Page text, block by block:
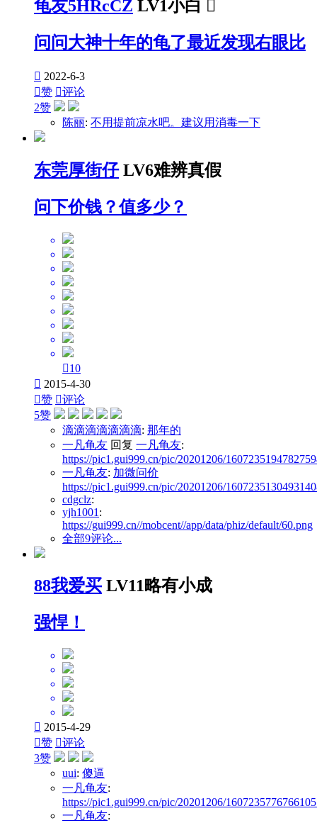
龟友5HRcCZ LV1小白 
问问大神十年的龟了最近发现右眼比
 2022-6-3
赞 评论
2赞
陈丽: 不用提前凉水吧。建议用消毒一下
东莞厚街仔 LV6难辨真假
问下价钱？值多少？
10
 2015-4-30
赞 评论
5赞
滴滴滴滴滴滴滴: 那年的
一凡龟友 回复 一凡龟友:
https://pic1.gui999.cn/pic/20201206/
一凡龟友: 加微问价
https://pic1.gui999.cn/pic/20201206/
cdgclz:
yjh1001 :
https://gui999.cn//mobcent//app/data/phiz/default/60.png
全部9评论...
88我爱买 LV11略有小成
强悍！
 2015-4-29
赞 评论
3赞
uui: 傻逼
一凡龟友:
https://pic1.gui999.cn/pic/20201206/
一凡龟友: